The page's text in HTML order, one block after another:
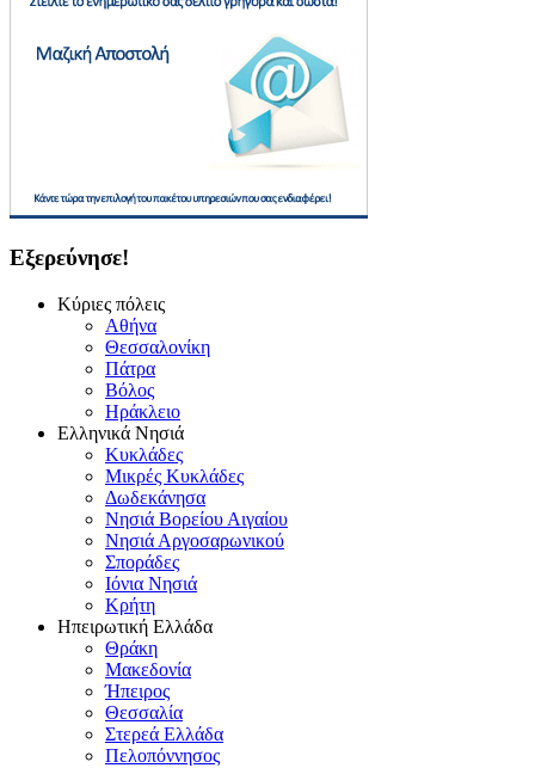
Εξερεύνησε!
Κύριες πόλεις
Αθήνα
Θεσσαλονίκη
Πάτρα
Βόλος
Ηράκλειο
Ελληνικά Νησιά
Κυκλάδες
Μικρές Κυκλάδες
Δωδεκάνησα
Νησιά Βορείου Αιγαίου
Νησιά Αργοσαρωνικού
Σποράδες
Ιόνια Νησιά
Κρήτη
Ηπειρωτική Ελλάδα
Θράκη
Μακεδονία
Ήπειρος
Θεσσαλία
Στερεά Ελλάδα
Πελοπόννησος